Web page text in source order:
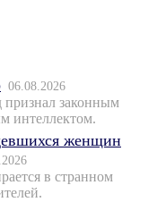
06.08.2026
признал законным
интеллектом.
женщин
в странном